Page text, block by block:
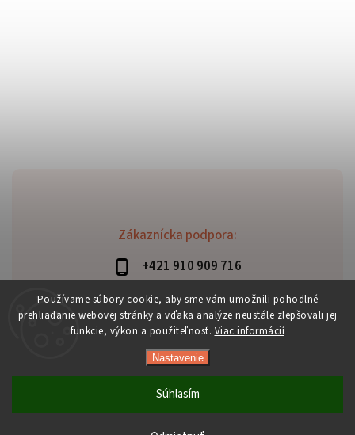
Používame súbory cookie, aby sme vám umožnili pohodlné
prehliadanie webovej stránky a vďaka analýze neustále zlepšovali jej
funkcie, výkon a použiteľnosť. Viac informácií
Nastavenie
Súhlasím
Zákaznícka podpora:
+421 910 909 716
lubomir.haraus@alterbike.sk
Copyright 2026
Shoptet | Design